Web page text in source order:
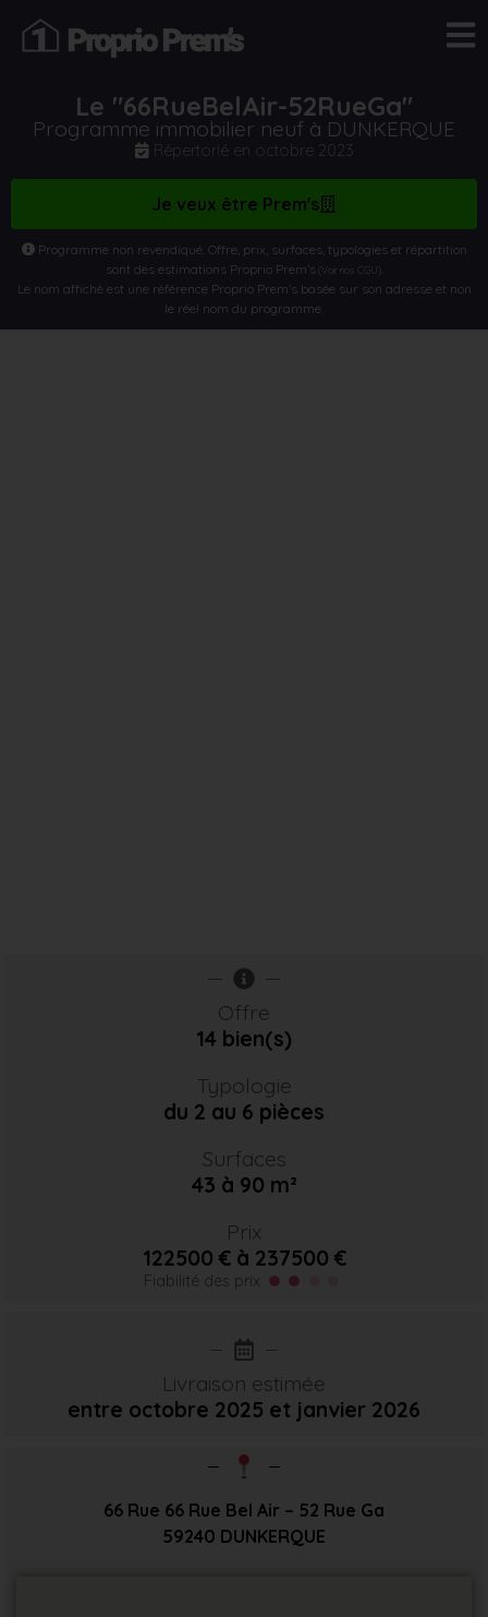
Le "66RueBelAir-52RueGa"
Programme immobilier neuf à DUNKERQUE
Répertorié en octobre 2023
Je veux être Prem's
Programme non revendiqué. Offre, prix, surfaces, typologies et répartition
sont des estimations Proprio Prem’s(Voir nos CGU)
Le nom affiché est une référence Proprio Prem’s basée sur son adresse et non
le réel nom du programme.
Offre
14 bien(s)
Typologie
du 2 au 6 pièces
Surfaces
43 à 90 m²
Prix
122500 € à 237500 €
Fiabilité des prix
Livraison estimée
entre octobre 2025 et janvier 2026
66 Rue 66 Rue Bel Air – 52 Rue Ga
59240 DUNKERQUE